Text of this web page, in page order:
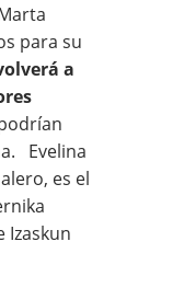
para su
a
Evelina
es el
Izaskun